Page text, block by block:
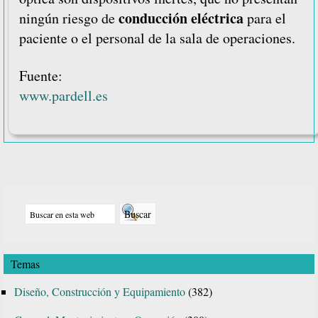
ningún riesgo deconducción eléctricapara el
paciente o el personal de la sala de operaciones.
Fuente:
www.pardell.es
lateral
web
Temas
Diseño, Construcción y Equipamiento(382)